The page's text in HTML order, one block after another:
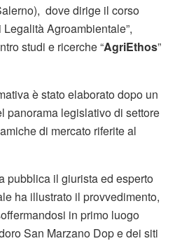
dove dirige il corso
Agroambientale”,
studi e ricerche “AgriEthos”
è stato elaborato dopo un
panorama legislativo di settore
di mercato riferite al
pubblica il giurista ed esperto
ha illustrato il provvedimento,
in primo luogo
San Marzano Dop e dei siti